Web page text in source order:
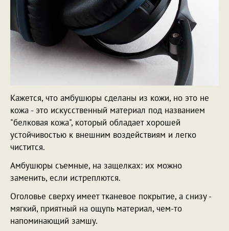
Кажется, что амбушюры сделаны из кожи, но это не
кожа - это искусственный материал под названием
"белковая кожа", который обладает хорошей
устойчивостью к внешним воздействиям и легко
чистится.
Амбушюры съемные, на защелках: их можно
заменить, если истреплются.
Оголовье сверху имеет тканевое покрытие, а снизу -
мягкий, приятный на ощупь материал, чем-то
напоминающий замшу.